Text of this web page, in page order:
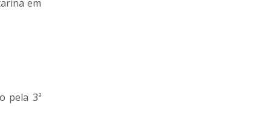
em
pela 3ª